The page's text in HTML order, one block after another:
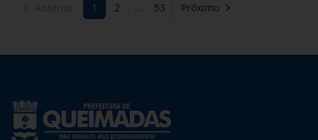
1 2 … 53 Próximo